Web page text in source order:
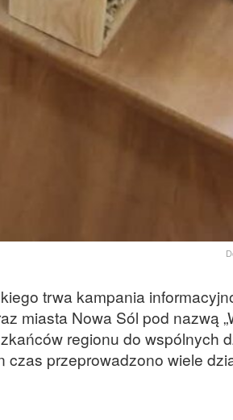
trwa kampania
miasta Nowa Sól pod nazwą
regionu do wspólnych
przeprowadzono wiele